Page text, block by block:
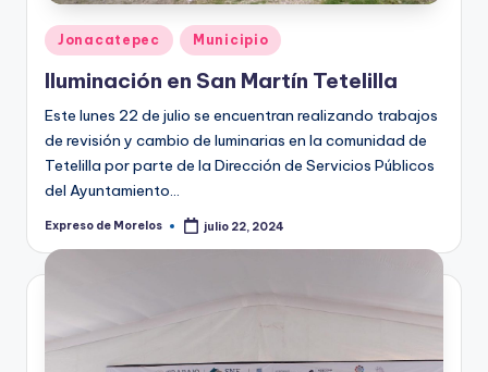
Publicado
en
Jonacatepec Municipio
Iluminación en San Martín Tetelilla
Este lunes 22 de julio se encuentran realizando trabajos
de revisión y cambio de luminarias en la comunidad de
Tetelilla por parte de la Dirección de Servicios Públicos
del Ayuntamiento…
Publicado
Expreso de Morelos julio 22, 2024